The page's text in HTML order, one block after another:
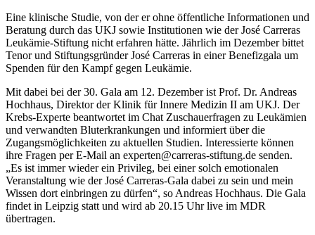
Eine klinische Studie, von der er ohne öffentliche Informationen und
Beratung durch das UKJ sowie Institutionen wie der José Carreras
Leukämie-Stiftung nicht erfahren hätte. Jährlich im Dezember bittet
Tenor und Stiftungsgründer José Carreras in einer Benefizgala um
Spenden für den Kampf gegen Leukämie.
Mit dabei bei der 30. Gala am 12. Dezember ist Prof. Dr. Andreas
Hochhaus, Direktor der Klinik für Innere Medizin II am UKJ. Der
Krebs-Experte beantwortet im Chat Zuschauerfragen zu Leukämien
und verwandten Bluterkrankungen und informiert über die
Zugangsmöglichkeiten zu aktuellen Studien. Interessierte können
ihre Fragen per E-Mail an experten@carreras-stiftung.de senden.
„Es ist immer wieder ein Privileg, bei einer solch emotionalen
Veranstaltung wie der José Carreras-Gala dabei zu sein und mein
Wissen dort einbringen zu dürfen“, so Andreas Hochhaus. Die Gala
findet in Leipzig statt und wird ab 20.15 Uhr live im MDR
übertragen.